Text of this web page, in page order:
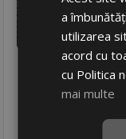
a
utilizarea
acord cu
cu Politica
mai multe